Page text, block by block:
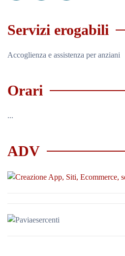
Servizi erogabili
Accoglienza e assistenza per anziani
Orari
...
ADV